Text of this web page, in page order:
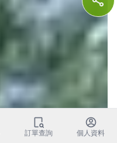
訂單查詢 個人資料